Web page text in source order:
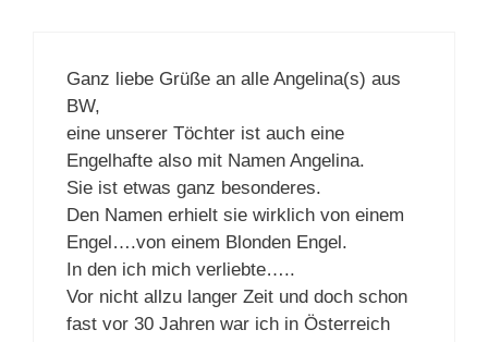
Ganz liebe Grüße an alle Angelina(s) aus
BW,
eine unserer Töchter ist auch eine
Engelhafte also mit Namen Angelina.
Sie ist etwas ganz besonderes.
Den Namen erhielt sie wirklich von einem
Engel….von einem Blonden Engel.
In den ich mich verliebte…..
Vor nicht allzu langer Zeit und doch schon
fast vor 30 Jahren war ich in Österreich